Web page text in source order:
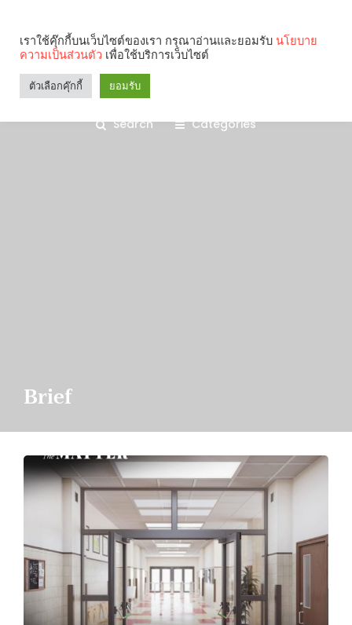
Search Categories
Brief
เราใช้คุ๊กกี้บนเว็บไซต์ของเรา กรุณาอ่านและยอมรับ นโยบาย
ความเป็นส่วนตัว เพื่อใช้บริการเว็บไซต์
ตัวเลือกคุ๊กกี้ ยอมรับ